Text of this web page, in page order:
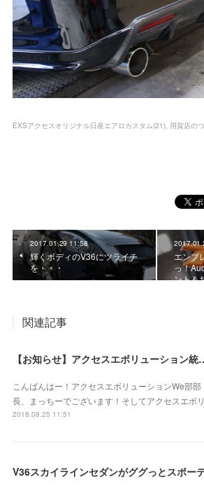
EXSアクセスオリジナル日産エアロカスタム(21) 用賀店の
2017.01.29 11:58
輝くボディのV36にツライチ
を・・・
エンブ
っ！
ント＆
関連記事
【お知らせ】アクセスエボ
こんばんはー！アクセスエボリューションWe部部
長、まっちーでございます！そしてアクセスエボ
2018.08.25 11:51